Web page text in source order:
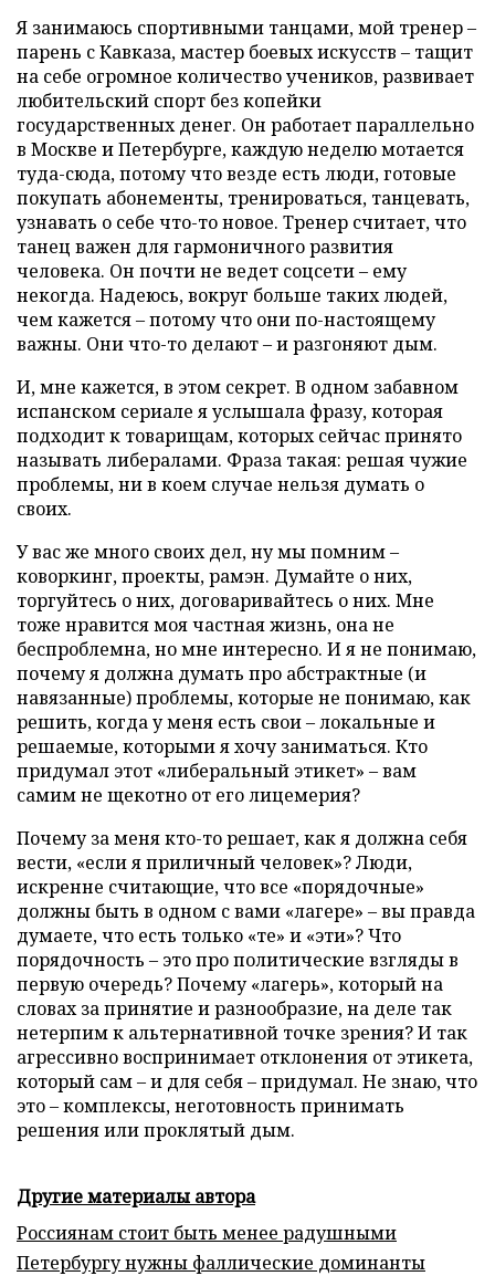
Я занимаюсь спортивными танцами, мой тренер –
парень с Кавказа, мастер боевых искусств – тащит
на себе огромное количество учеников, развивает
любительский спорт без копейки
государственных денег. Он работает параллельно
в Москве и Петербурге, каждую неделю мотается
туда-сюда, потому что везде есть люди, готовые
покупать абонементы, тренироваться, танцевать,
узнавать о себе что-то новое. Тренер считает, что
танец важен для гармоничного развития
человека. Он почти не ведет соцсети – ему
некогда. Надеюсь, вокруг больше таких людей,
чем кажется – потому что они по-настоящему
важны. Они что-то делают – и разгоняют дым.
И, мне кажется, в этом секрет. В одном забавном
испанском сериале я услышала фразу, которая
подходит к товарищам, которых сейчас принято
называть либералами. Фраза такая: решая чужие
проблемы, ни в коем случае нельзя думать о
своих.
У вас же много своих дел, ну мы помним –
коворкинг, проекты, рамэн. Думайте о них,
торгуйтесь о них, договаривайтесь о них. Мне
тоже нравится моя частная жизнь, она не
беспроблемна, но мне интересно. И я не понимаю,
почему я должна думать про абстрактные (и
навязанные) проблемы, которые не понимаю, как
решить, когда у меня есть свои – локальные и
решаемые, которыми я хочу заниматься. Кто
придумал этот «либеральный этикет» – вам
самим не щекотно от его лицемерия?
Почему за меня кто-то решает, как я должна себя
вести, «если я приличный человек»? Люди,
искренне считающие, что все «порядочные»
должны быть в одном с вами «лагере» – вы правда
думаете, что есть только «те» и «эти»? Что
порядочность – это про политические взгляды в
первую очередь? Почему «лагерь», который на
словах за принятие и разнообразие, на деле так
нетерпим к альтернативной точке зрения? И так
агрессивно воспринимает отклонения от этикета,
который сам – и для себя – придумал. Не знаю, что
это – комплексы, неготовность принимать
решения или проклятый дым.
Другие материалы автора
Россиянам стоит быть менее радушными
Петербургу нужны фаллические доминанты